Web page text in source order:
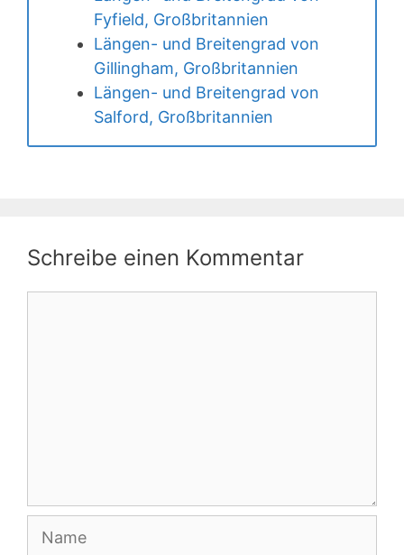
Fyfield, Großbritannien
Längen- und Breitengrad von
Gillingham, Großbritannien
Längen- und Breitengrad von
Salford, Großbritannien
Schreibe einen Kommentar